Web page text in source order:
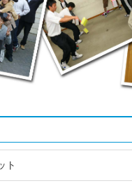
ト